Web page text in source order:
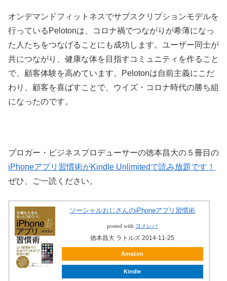
オンデマンドフィットネスでサブスクリプションモデルを
行っているPelotonは、コロナ禍でつながりが希薄になっ
た人たちをつなげることにも成功します。ユーザー同士が
共につながり、健康な体を目指すコミュニティを作ること
で、顧客体験を高めています。Pelotonは自前主義にこだ
わり、顧客を喜ばすことで、ウイズ・コロナ時代の勝ち組
になったのです。
ブロガー・ビジネスプロデューサーの徳本昌大の５冊目の
iPhoneアプリ習慣術がKindle Unlimitedで読み放題です！
ぜひ、ご一読ください。
ソーシャルおじさんのiPhoneアプリ習慣術
posted with ヨメレバ
徳本昌大 ラトルズ 2014-11-25
Amazon
Kindle